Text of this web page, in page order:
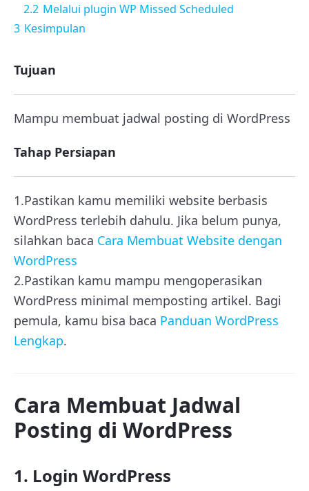
2.2 Melalui plugin WP Missed Scheduled
3 Kesimpulan
Tujuan
Mampu membuat jadwal posting di WordPress
Tahap Persiapan
1.Pastikan kamu memiliki website berbasis
WordPress terlebih dahulu. Jika belum punya,
silahkan baca Cara Membuat Website dengan
WordPress
2.Pastikan kamu mampu mengoperasikan
WordPress minimal memposting artikel. Bagi
pemula, kamu bisa baca Panduan WordPress
Lengkap.
Cara Membuat Jadwal
Posting di WordPress
1. Login WordPress